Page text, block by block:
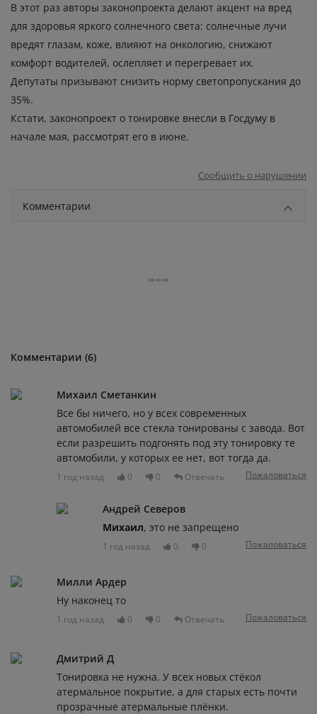
В этот раз авторы законопроекта делают акцент на вред
для здоровья яркого солнечного света: солнечные лучи
вредят глазам, коже, влияют на онкологию, снижают
комфорт водителей, ослепляет и перегревает их.
Депутаты призывают снизить норму светопропускания до
35%.
Кстати, законопроект о тонировке внесли в Госдуму в
начале мая, рассмотрят его в июне.
Сообщить о нарушении
Комментарии
Комментарии (6)
Михаил Сметанкин
Все бы ничего, но у всех современных
автомобилей все стекла тонированы с завода. Вот
если разрешить подгонять под эту тонировку те
автомобили, у которых ее нет, вот тогда да.
1 год назад 0 0 Отвечать Пожаловаться
Андрей Северов
Михаил, это не запрещено
1 год назад 0 0 Пожаловаться
Милли Ардер
Ну наконец то
1 год назад 0 0 Отвечать Пожаловаться
Дмитрий Д
Тонировка не нужна. У всех новых стёкол
атермальное покрытие, а для старых есть почти
прозрачные атермальные плёнки.